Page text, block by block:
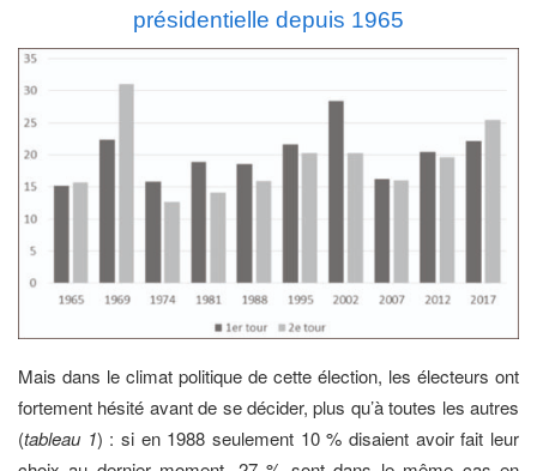
présidentielle depuis 1965
Mais dans le climat politique de cette élection, les électeurs ont
fortement hésité avant de se décider, plus qu’à toutes les autres
(tableau 1) : si en 1988 seulement 10 % disaient avoir fait leur